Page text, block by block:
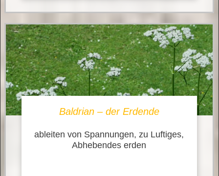
Baldrian – der Erdende
ableiten von Spannungen, zu Luftiges,
Abhebendes erden